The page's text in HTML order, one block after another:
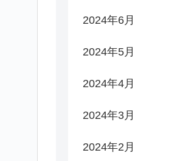
2024年6月
2024年5月
2024年4月
2024年3月
2024年2月